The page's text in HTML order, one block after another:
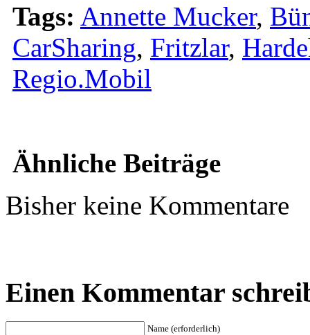
Tags: Annette Mucker,
CarSharing, Fritzlar,
Regio.Mobil
Ähnliche Beiträge
Bisher keine Kommentare
Einen Kommentar
Name (erforderlich)